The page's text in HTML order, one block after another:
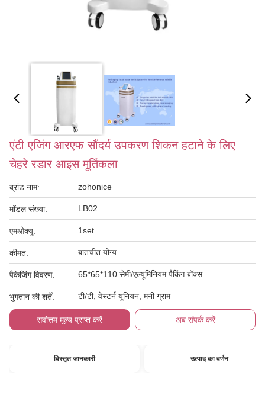
एंटी एजिंग आरएफ सौंदर्य उपकरण शिकन हटाने के लिए
चेहरे रडार आइस मूर्तिकला
ब्रांड नाम: zohonice
मॉडल संख्या: LB02
एमओक्यू: 1set
कीमत: बातचीत योग्य
पैकेजिंग विवरण: 65*65*110 सेमी/एल्यूमिनियम पैकिंग बॉक्स
भुगतान की शर्तें: टी/टी, वेस्टर्न यूनियन, मनी ग्राम
सर्वोत्तम मूल्य प्राप्त करें अब संपर्क करें
विस्तृत जानकारी उत्पाद का वर्णन